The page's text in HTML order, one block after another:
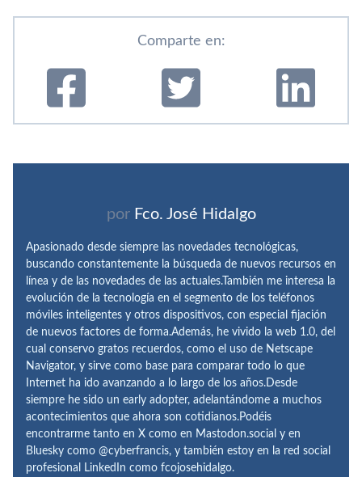
Comparte en:
por Fco. José Hidalgo
Apasionado desde siempre las novedades tecnológicas,
buscando constantemente la búsqueda de nuevos recursos en
línea y de las novedades de las actuales.También me interesa la
evolución de la tecnología en el segmento de los teléfonos
móviles inteligentes y otros dispositivos, con especial fijación
de nuevos factores de forma.Además, he vivido la web 1.0, del
cual conservo gratos recuerdos, como el uso de Netscape
Navigator, y sirve como base para comparar todo lo que
Internet ha ido avanzando a lo largo de los años.Desde
siempre he sido un early adopter, adelantándome a muchos
acontecimientos que ahora son cotidianos.Podéis
encontrarme tanto en X como en Mastodon.social y en
Bluesky como @cyberfrancis, y también estoy en la red social
profesional LinkedIn como fcojosehidalgo.